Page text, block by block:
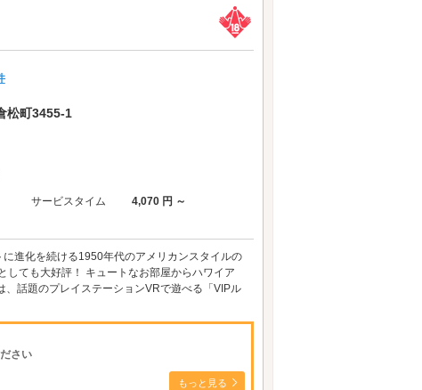
松町3455-1
サービスタイム
4,070 円 ～
進化を続ける1950年代のアメリカンスタイルの
ても大好評！ キュートなお部屋からハワイア
話題のプレイステーションVRで遊べる「VIPル
さい
もっと見る